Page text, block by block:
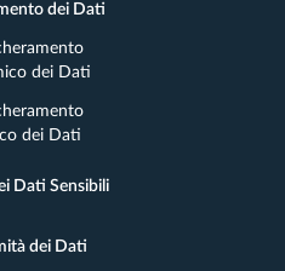
dei Dati
dei Dati
dei Dati
Dati Sensibili
dei Dati